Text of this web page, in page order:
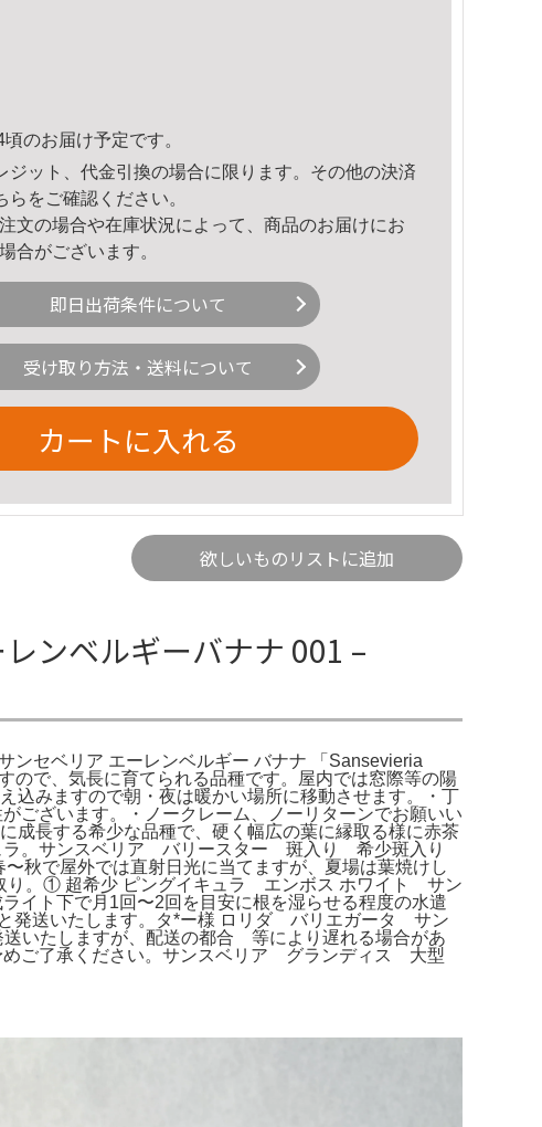
のお届け予定です。
ジット、代金引換の場合に限ります。その他の決済
ら をご確認ください。
文の場合や在庫状況によって、商品のお届けにお
合がございます。
即日出荷条件について
受け取り方法・送料について
カートに入れる
欲しいものリストに追加
ンベルギーバナナ 001 –
ンセベリア エーレンベルギー バナナ 「Sansevieria
ので、気長に育てられる品種です。屋内では窓際等の陽
込みますので朝・夜は暖かい場所に移動させます。・丁
ございます。・ノークレーム、ノーリターンでお願いい
長する希少な品種で、硬く幅広の葉に縁取る様に赤茶
。サンスベリア バリースター 斑入り 希少斑入り
屋外では直射日光に当てますが、夏場は葉焼けし
り。① 超希少 ピングイキュラ エンボス ホワイト サン
ト下で月1回〜2回を目安に根を湿らせる程度の水遣
発送いたします。タ*ー様 ロリダ バリエガータ サン
たしますが、配送の都合 等により遅れる場合があ
ご了承ください。サンスベリア グランディス 大型